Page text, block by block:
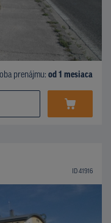
prenájmu: od 1 mesiaca
ID 41916